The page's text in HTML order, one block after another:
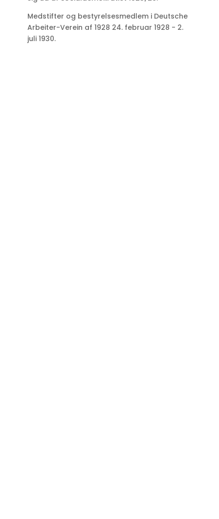
Medstifter og bestyrelsesmedlem i Deutsche
Arbeiter-Verein af 1928 24. februar 1928 - 2.
juli 1930.